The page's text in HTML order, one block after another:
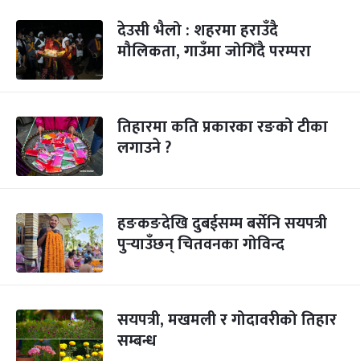
देउसी भैलो : शहरमा हराउँदै
मौलिकता, गाउँमा जोगिँदै परम्परा
तिहारमा कति प्रकारका रङको टीका
लगाउने ?
हङकङदेखि दुबईसम्म बर्सेनि सयपत्री
पुर्‍याउँछन् चितवनका गोविन्द
सयपत्री, मखमली र गोदावरीको तिहार
सम्बन्ध